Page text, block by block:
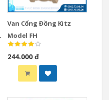
Van Cổng Đồng Kitz
Model FH
244.000 đ